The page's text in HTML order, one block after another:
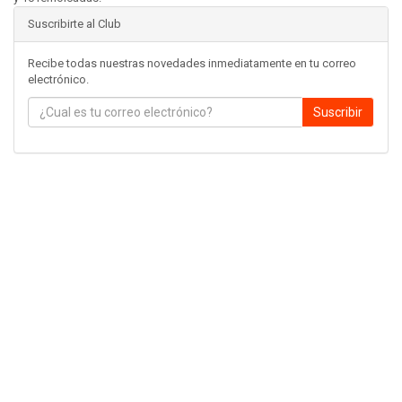
Suscribirte al Club
Recibe todas nuestras novedades inmediatamente en tu correo
electrónico.
Suscribir